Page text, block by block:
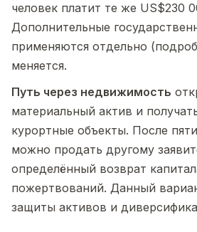
человек платит те же US$230
Дополнительные
применяются отдельно
меняется.
Путь через недвижимость
материальный актив и
курортные объекты. После
можно продать другому
определённый возврат
пожертвований. Данный
защиты активов и